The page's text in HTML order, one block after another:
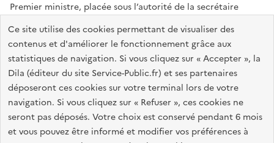
Ce site utilise des cookies permettant de visualiser des
contenus et d'améliorer le fonctionnement grâce aux
statistiques de navigation. Si vous cliquez sur « Accepter », la
Dila (éditeur du site Service-Public.fr) et ses partenaires
déposeront ces cookies sur votre terminal lors de votre
navigation. Si vous cliquez sur « Refuser », ces cookies ne
seront pas déposés. Votre choix est conservé pendant 6 mois
et vous pouvez être informé et modifier vos préférences à
Premier ministre, placée sous l’autorité de la secrétaire
info.gouv.fr
assemblee-nationale.fr
sénat.fr
Répertoire des informations publiques
Plan du site
Accessibilité du site : partiellement conforme
Accessibilité des sites de la DILA
Mentions légales Recrutement